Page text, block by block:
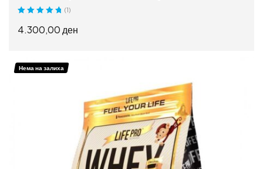
од 5
(1)
4.300,00ден
Нема на залиха